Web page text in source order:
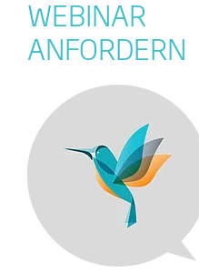
WEBINAR
ANFORDERN